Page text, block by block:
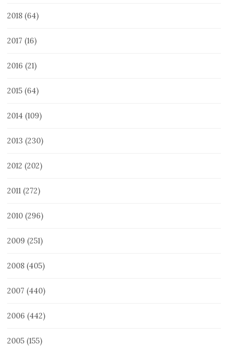
2018 (64)
2017 (16)
2016 (21)
2015 (64)
2014 (109)
2013 (230)
2012 (202)
2011 (272)
2010 (296)
2009 (251)
2008 (405)
2007 (440)
2006 (442)
2005 (155)